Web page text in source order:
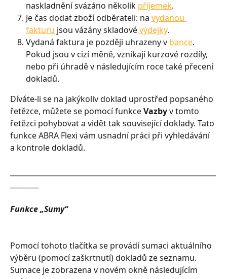
naskladnění svázáno několik příjemek.
Je čas dodat zboží odběrateli: na vydanou
fakturu jsou vázány skladové výdejky.
Vydaná faktura je později uhrazeny v bance.
Pokud jsou v cizí měně, vznikají kurzové rozdíly,
nebo při úhradě v následujícím roce také přecení
dokladů.
Díváte-li se na jakýkoliv doklad uprostřed popsaného
řetězce, můžete se pomocí funkce Vazby v tomto
řetězci pohybovat a vidět tak související doklady. Tato
funkce ABRA Flexi vám usnadní práci při vyhledávání
a kontrole dokladů.
Funkce „Sumy“
Pomocí tohoto tlačítka se provádí sumaci aktuálního
výběru (pomocí zaškrtnutí) dokladů ze seznamu.
Sumace je zobrazena v novém okně následujícím